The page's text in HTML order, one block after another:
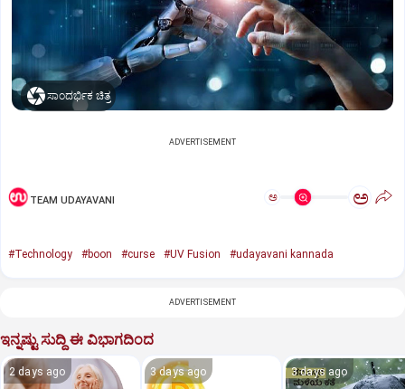
ಸಾಂದರ್ಭಿಕ ಚಿತ್ರ
ADVERTISEMENT
TEAM UDAYAVANI ಅ ಅ
#Technology #boon #curse #UV Fusion #udayavani kannada
ADVERTISEMENT
ಇನ್ನಷ್ಟು ಸುದ್ದಿ ಈ ವಿಭಾಗದಿಂದ
2 days ago 3 days ago 3 days ago